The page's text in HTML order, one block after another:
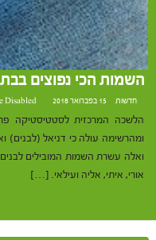
השמות הכי נפוצים בבת
חדשות 15 בפברואר 2018 at 14:47 Disabled
ומהרשימה עולה כי דניאל (לבנים)
ואלה עשרת השמות המובילים
אורי, איתי, אליה ועילאי. […]